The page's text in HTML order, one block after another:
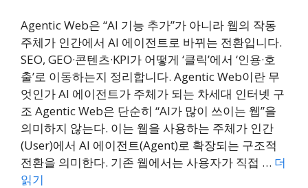
Agentic Web은 “AI 기능 추가”가 아니라 웹의 작동
주체가 인간에서 AI 에이전트로 바뀌는 전환입니다.
SEO, GEO·콘텐츠·KPI가 어떻게 ‘클릭’에서 ‘인용·호
출’로 이동하는지 정리합니다. Agentic Web이란 무
엇인가 AI 에이전트가 주체가 되는 차세대 인터넷 구
조 Agentic Web은 단순히 “AI가 많이 쓰이는 웹”을
의미하지 않는다. 이는 웹을 사용하는 주체가 인간
(User)에서 AI 에이전트(Agent)로 확장되는 구조적
전환을 의미한다. 기존 웹에서는 사용자가 직접 … 더
읽기